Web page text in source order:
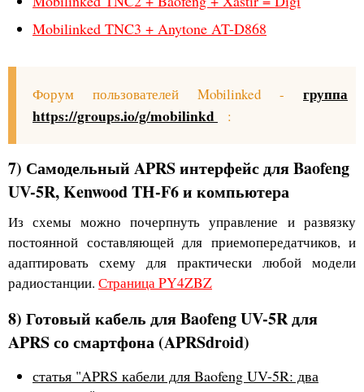
Mobilinked TNC3 + Anytone AT-D868
Форум пользователей Mobilinked - группа
https://groups.io/g/mobilinkd
:
7) Самодельный APRS интерфейс для Baofeng
UV-5R, Kenwood TH-F6 и компьютера
Из схемы можно почерпнуть управление и развязку
постоянной составляющей для приемопередатчиков, и
адаптировать схему для практически любой модели
радиостанции. Страница PY4ZBZ
8) Готовый кабель для Baofeng UV-5R для
APRS со смартфона (APRSdroid)
статья "APRS кабели для Baofeng UV-5R: два